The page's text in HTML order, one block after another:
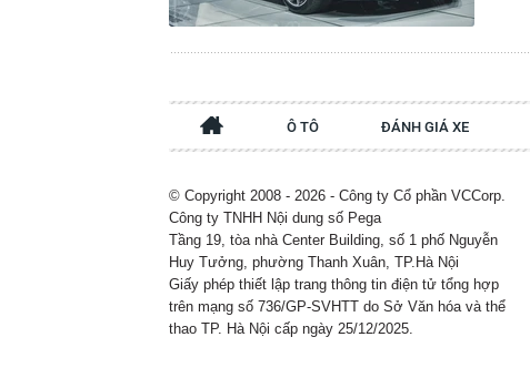
Ô TÔ ĐÁNH GIÁ XE
© Copyright 2008 - 2026 - Công ty Cổ phần VCCorp.
Công ty TNHH Nội dung số Pega
Tầng 19, tòa nhà Center Building, số 1 phố Nguyễn
Huy Tưởng, phường Thanh Xuân, TP.Hà Nội
Giấy phép thiết lập trang thông tin điện tử tổng hợp
trên mạng số 736/GP-SVHTT do Sở Văn hóa và thể
thao TP. Hà Nội cấp ngày 25/12/2025.